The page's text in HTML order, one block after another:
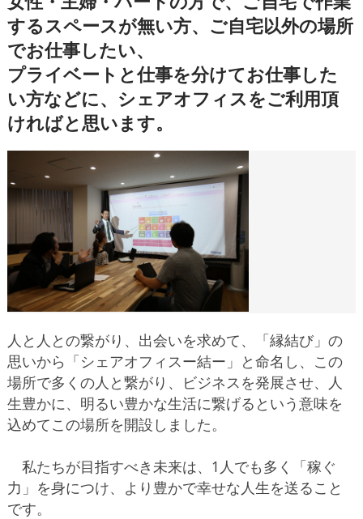
するスペースが無い方、ご自宅以外の場所
でお仕事したい、
プライベートと仕事を分けてお仕事した
い方などに、シェアオフィスをご利用頂
ければと思います。
人と人との繋がり、出会いを求めて、「縁結び」の
思いから「シェアオフィスー結ー」と命名し、この
場所で多くの人と繋がり、ビジネスを発展させ、人
生豊かに、明るい豊かな生活に繋げるという意味を
込めてこの場所を開設しました。
私たちが目指すべき未来は、1人でも多く「稼ぐ
力」を身につけ、より豊かで幸せな人生を送ること
です。